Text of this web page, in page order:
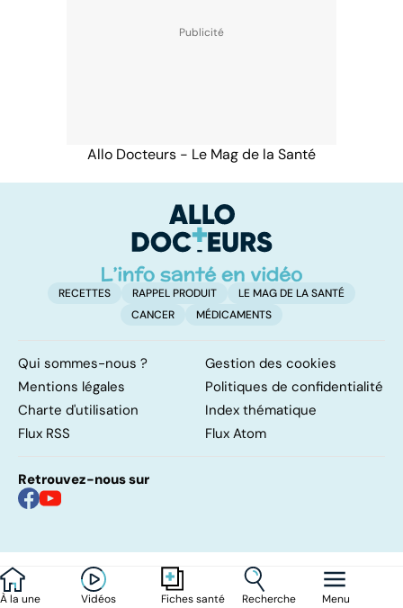
À la une Vidéos Fiches santé Recherche Menu
Allo Docteurs - Le Mag de la Santé
RECETTES RAPPEL PRODUIT
LE MAG DE LA SANTÉ
CANCER
MÉDICAMENTS
Qui sommes-nous ?
Gestion des cookies
Mentions légales
Politiques de confidentialité
Charte d'utilisation
Index thématique
Flux RSS
Flux Atom
Retrouvez-nous sur